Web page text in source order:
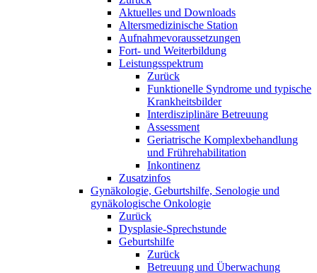
Aktuelles und Downloads
Altersmedizinische Station
Aufnahmevoraussetzungen
Fort- und Weiterbildung
Leistungsspektrum
Zurück
Funktionelle Syndrome und typische
Krankheitsbilder
Interdisziplinäre Betreuung
Assessment
Geriatrische Komplexbehandlung
und Frührehabilitation
Inkontinenz
Zusatzinfos
Gynäkologie, Geburtshilfe, Senologie und
gynäkologische Onkologie
Zurück
Dysplasie-Sprechstunde
Geburtshilfe
Zurück
Betreuung und Überwachung